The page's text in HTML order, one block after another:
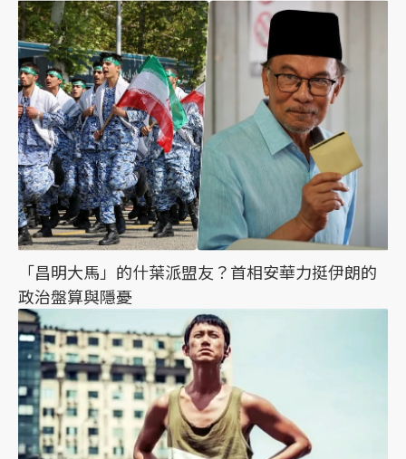
「昌明大馬」的什葉派盟友？首相安華力挺伊朗的
政治盤算與隱憂